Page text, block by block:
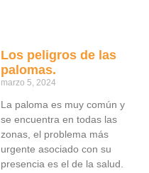
Los peligros de las
palomas.
marzo 5, 2024
La paloma es muy común y
se encuentra en todas las
zonas, el problema más
urgente asociado con su
presencia es el de la salud.